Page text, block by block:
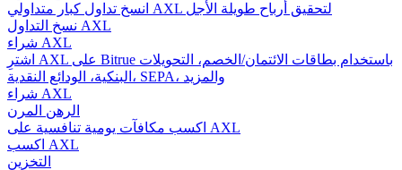
استراتيجيات التداول
تعلم كيفية البقاء مربحة
انسخ تداول كبار متداولي AXL لتحقيق أرباح طويلة الأجل
نسخ التداول AXL
شراء AXL
اشترِ AXL على Bitrue باستخدام بطاقات الائتمان/الخصم، التحويلات
البنكية، الودائع النقدية، SEPA، والمزيد
شراء AXL
الرهن المرن
اكسب مكافآت يومية تنافسية على AXL
اكسب AXL
التخزين